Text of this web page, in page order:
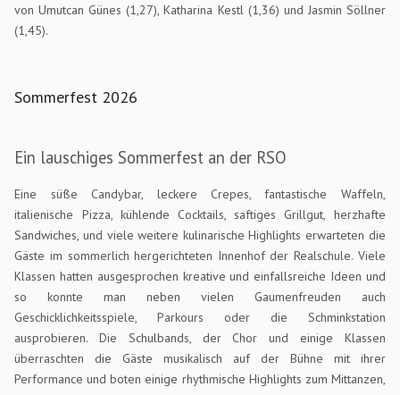
von Umutcan Günes (1,27), Katharina Kestl (1,36) und Jasmin Söllner
(1,45).
Sommerfest 2026
Ein lauschiges Sommerfest an der RSO
Eine süße Candybar, leckere Crepes, fantastische Waffeln,
italienische Pizza, kühlende Cocktails, saftiges Grillgut, herzhafte
Sandwiches, und viele weitere kulinarische Highlights erwarteten die
Gäste im sommerlich hergerichteten Innenhof der Realschule. Viele
Klassen hatten ausgesprochen kreative und einfallsreiche Ideen und
so konnte man neben vielen Gaumenfreuden auch
Geschicklichkeitsspiele, Parkours oder die Schminkstation
ausprobieren. Die Schulbands, der Chor und einige Klassen
überraschten die Gäste musikalisch auf der Bühne mit ihrer
Performance und boten einige rhythmische Highlights zum Mittanzen,